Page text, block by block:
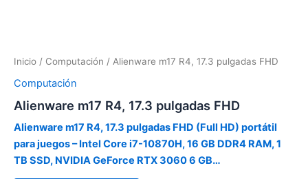
Inicio / Computación / Alienware m17 R4, 17.3 pulgadas FHD
Computación
Alienware m17 R4, 17.3 pulgadas FHD
Alienware m17 R4, 17.3 pulgadas FHD (Full HD) portátil
para juegos – Intel Core i7-10870H, 16 GB DDR4 RAM, 1
TB SSD, NVIDIA GeForce RTX 3060 6 GB…